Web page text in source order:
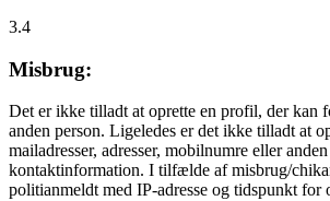
3.4
Misbrug:
Det er ikke tilladt at oprette en profil, der kan
anden person. Ligeledes er det ikke tilladt at
mailadresser, adresser, mobilnumre eller
kontaktinformation. I tilfælde af misbrug/
politianmeldt med IP-adresse og tidspunkt for